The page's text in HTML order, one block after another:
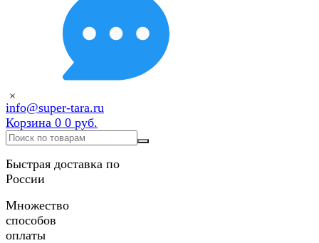
×
info@super-tara.ru
Корзина 0 0 руб.
Быстрая доставка по
России
Множество
способов
оплаты